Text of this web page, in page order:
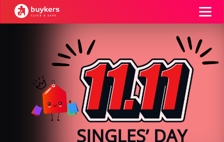
Mode & Accessoires Home & Garden
Top100
GUTSCHEIN EINFÜGEN